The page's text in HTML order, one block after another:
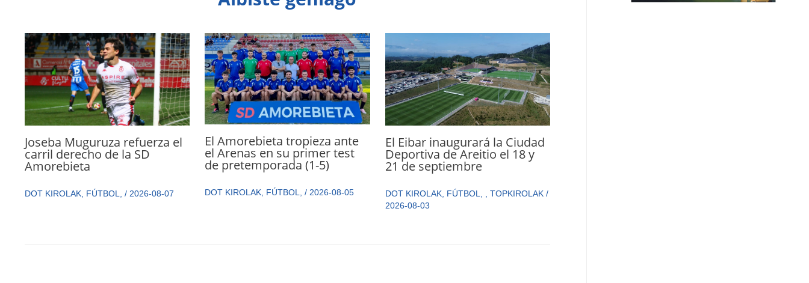
Joseba Muguruza refuerza el
carril derecho de la SD
Amorebieta
DOT KIROLAK, FÚTBOL / 2026-08-07
El Amorebieta tropieza ante
el Arenas en su primer test
de pretemporada (1-5)
DOT KIROLAK FÚTBOL ,/ 2026-08-05
El Eibar inaugurará la Ciudad
Deportiva de Areitio el 18 y
21 de septiembre
DOT KIROLAK, FÚTBOL, , TOPKIROLAK/
2026-08-03